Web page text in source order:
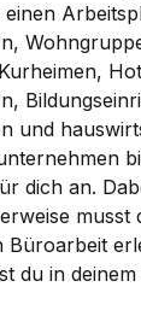
und
dich an.
musst
Büroarbeit
du in